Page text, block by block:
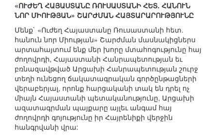
«ՈՒԺԵՂ ՀԱՅԱՍՏԱՆԸ ՌՈՒՍԱՍՏԱՆԻ ՀԵՏ. ՀԱՆՈՒՆ
ՆՈՐ ՄԻՈՒԹՅԱՆ» ՇԱՐԺՄԱՆ ՀԱՅՏԱՐԱՐՈՒԹՅՈՒՆԸ
Մենք` «Ուժեղ Հայաստանը Ռուսաստանի հետ.
հանուն նոր Միության» Շարժման մասնակիցներս
արտահայտում ենք մեր խորը մտահոգությունը հայ
ժողովրդի, Հայաստանի Հանրապետության եւ
բռնազավթված Արցախի Հանրապետության շուրջ
տեղի ունեցող ճակատագրական գործընթացների
վերաբերյալ, որոնք հարցականի տակ են դրել ոչ
միայն Հայաստանի պետականությունը, Արցախի
ազատագրման պայքարը այլեւ անգամ հայ
ժողովրդի գոյությունը իր Հայրենիքի վերջին
հանգրվանի վրա: